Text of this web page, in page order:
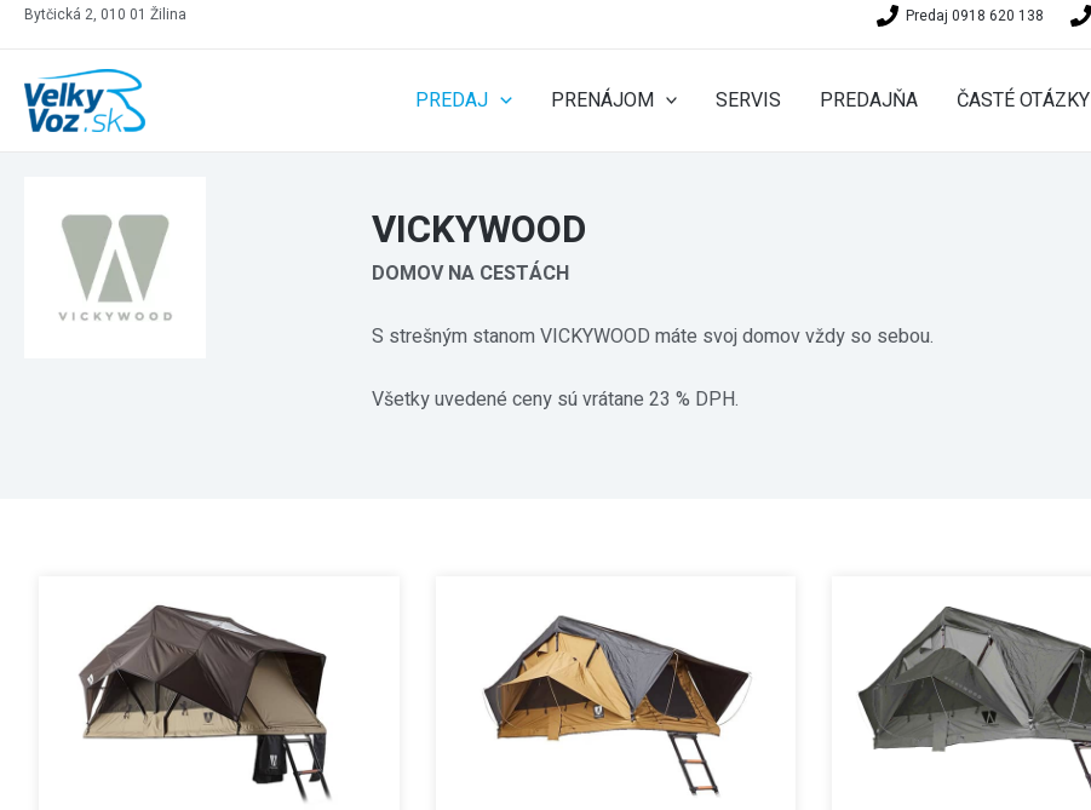
Bytčická 2, 010 01 Žilina Predaj 0918 620 138
PREDAJ PRENÁJOM SERVIS PREDAJŇA ČASTÉ OTÁZKY
VICKYWOOD
DOMOV NA CESTÁCH
S strešným stanom VICKYWOOD máte svoj domov vždy so sebou.
Všetky uvedené ceny sú vrátane 23 % DPH.